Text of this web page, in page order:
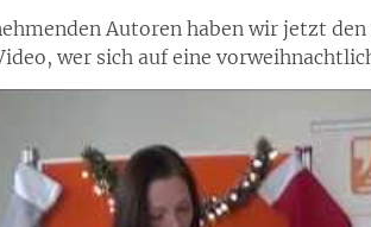
Autoren haben wir jetzt den
wer sich auf eine